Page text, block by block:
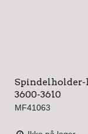
Spindelholder-
3600-3610
MF41063